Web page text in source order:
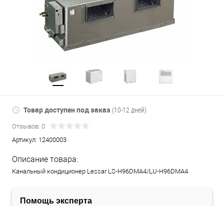
Товар доступен под заказ (10-12 дней)
Отзывов: 0
Артикул: 12400003
Описание товара:
Канальный кондиционер Lessar LS-H96DMA4/LU-H96DMA4
Помощь эксперта